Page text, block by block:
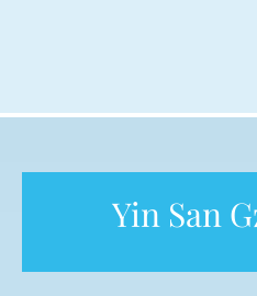
Yin San